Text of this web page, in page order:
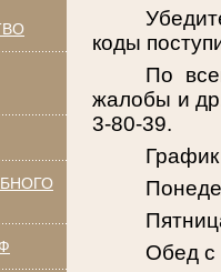
коды
По
жалобы и
3-80-39.
Обед с